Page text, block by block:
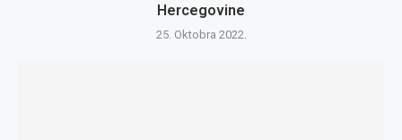
Hercegovine
25. Oktobra 2022.